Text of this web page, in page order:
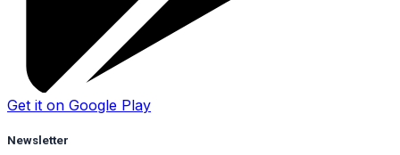
Get it on Google Play
Newsletter